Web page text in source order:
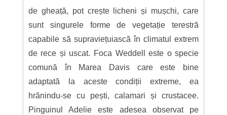
de gheață, pot crește licheni și mușchi, care
sunt singurele forme de vegetație terestră
capabile să supraviețuiască în climatul extrem
de rece și uscat. Foca Weddell este o specie
comună în Marea Davis care este bine
adaptată la aceste condiții extreme, ea
hrănindu-se cu pești, calamari și crustacee.
Pinguinul Adelie este adesea observat pe